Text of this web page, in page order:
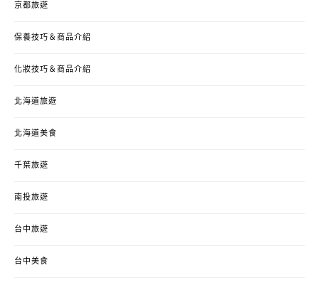
京都旅遊
保養技巧＆商品介紹
化妝技巧＆商品介紹
北海道旅遊
北海道美食
千葉旅遊
南投旅遊
台中旅遊
台中美食